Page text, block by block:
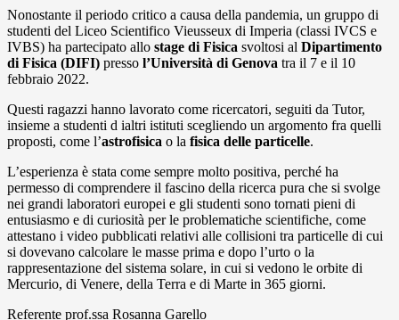
Nonostante il periodo critico a causa della pandemia, un gruppo di
studenti del Liceo Scientifico Vieusseux di Imperia (classi IVCS e
IVBS) ha partecipato allo stage di Fisica svoltosi al Dipartimento
di Fisica (DIFI) presso l’Università di Genova tra il 7 e il 10
febbraio 2022.
Questi ragazzi hanno lavorato come ricercatori, seguiti da Tutor,
insieme a studenti d ialtri istituti scegliendo un argomento fra quelli
proposti, come l’astrofisica o la fisica delle particelle.
L’esperienza è stata come sempre molto positiva, perché ha
permesso di comprendere il fascino della ricerca pura che si svolge
nei grandi laboratori europei e gli studenti sono tornati pieni di
entusiasmo e di curiosità per le problematiche scientifiche, come
attestano i video pubblicati relativi alle collisioni tra particelle di cui
si dovevano calcolare le masse prima e dopo l’urto o la
rappresentazione del sistema solare, in cui si vedono le orbite di
Mercurio, di Venere, della Terra e di Marte in 365 giorni.
Referente prof.ssa Rosanna Garello